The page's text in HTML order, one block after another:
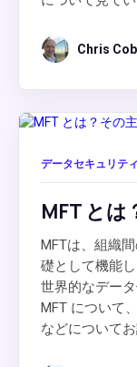
Chris
データセキュリティ
MFT とは
MFTは、組織
礎として機能
世界的なデー
MFT について
などについてお